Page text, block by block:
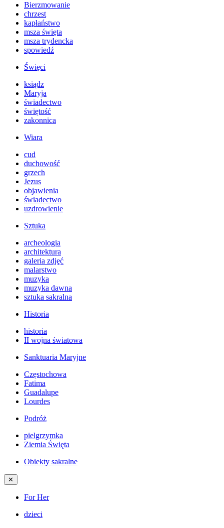
Bierzmowanie
chrzest
kapłaństwo
msza święta
msza trydencka
spowiedź
Święci
ksiądz
Maryja
świadectwo
świętość
zakonnica
Wiara
cud
duchowość
grzech
Jezus
objawienia
świadectwo
uzdrowienie
Sztuka
archeologia
architektura
galeria zdjęć
malarstwo
muzyka
muzyka dawna
sztuka sakralna
Historia
historia
II wojna światowa
Sanktuaria Maryjne
Częstochowa
Fatima
Guadalupe
Lourdes
Podróż
pielgrzymka
Ziemia Święta
Obiekty sakralne
✕
For Her
dzieci